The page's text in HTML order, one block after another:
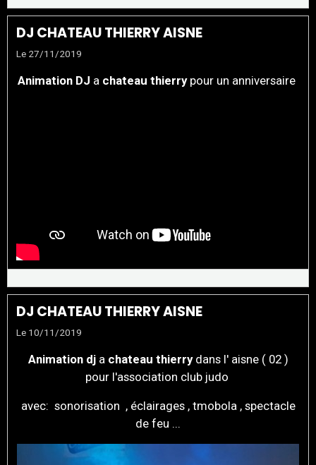
DJ CHATEAU THIERRY AISNE
Le 27/11/2019
Animation DJ a chateau thierrypour un anniversaire
DJ CHATEAU THIERRY AISNE
Le 10/11/2019
Animation djachateau thierry dans l' aisne ( 02 )
pour l'association club judo
avec: sonorisation , éclairages , tmobola , spectacle
de feu ...